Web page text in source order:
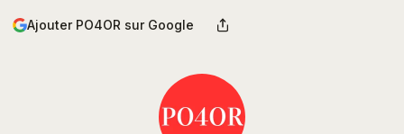
Ajouter PO4OR sur Google